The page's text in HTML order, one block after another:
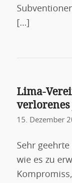
[…]
Lima-
15. Dezember
Sehr
wie es zu